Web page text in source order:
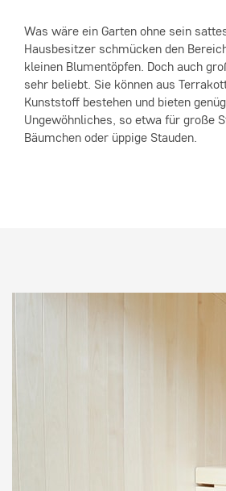
Was wäre ein Garten ohne sein
Hausbesitzer schmücken den
kleinen Blumentöpfen. Doch auch
sehr beliebt. Sie können aus
Kunststoff bestehen und bieten
Ungewöhnliches, so etwa für große
Bäumchen oder üppige Stauden.